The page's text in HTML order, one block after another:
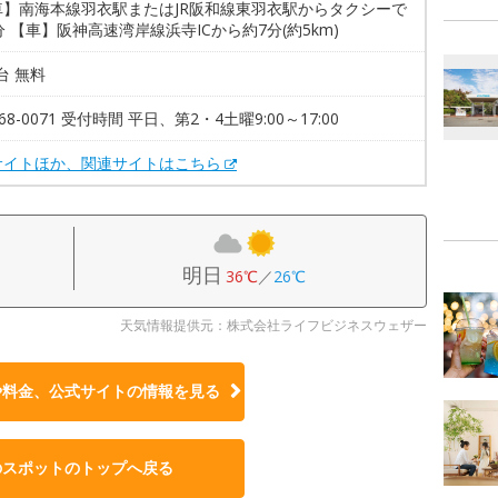
南海本線羽衣駅またはJR阪和線東羽衣駅からタクシーで
【車】阪神高速湾岸線浜寺ICから約7分(約5km)
無料
0071 受付時間 平日、第2・4土曜9:00～17:00
トほか、関連サイトはこちら
明日 36℃／26℃
天気情報提供元：株式会社ライフビジネスウェザー
金、公式サイトの情報を見る
ポットのトップへ戻る